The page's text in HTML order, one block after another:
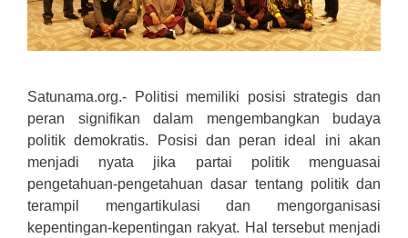
Satunama.org.- Politisi memiliki posisi strategis dan
peran signifikan dalam mengembangkan budaya
politik demokratis. Posisi dan peran ideal ini akan
menjadi nyata jika partai politik menguasai
pengetahuan-pengetahuan dasar tentang politik dan
terampil mengartikulasi dan mengorganisasi
kepentingan-kepentingan rakyat. Hal tersebut menjadi